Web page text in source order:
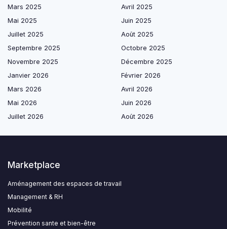
Mars 2025
Avril 2025
Mai 2025
Juin 2025
Juillet 2025
Août 2025
Septembre 2025
Octobre 2025
Novembre 2025
Décembre 2025
Janvier 2026
Février 2026
Mars 2026
Avril 2026
Mai 2026
Juin 2026
Juillet 2026
Août 2026
Marketplace
Aménagement des espaces de travail
Management & RH
Mobilité
Prévention sante et bien-être